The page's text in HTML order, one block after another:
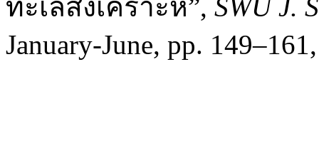
ทะเลสังเคราะห์”, SWU J.
January-June, pp.